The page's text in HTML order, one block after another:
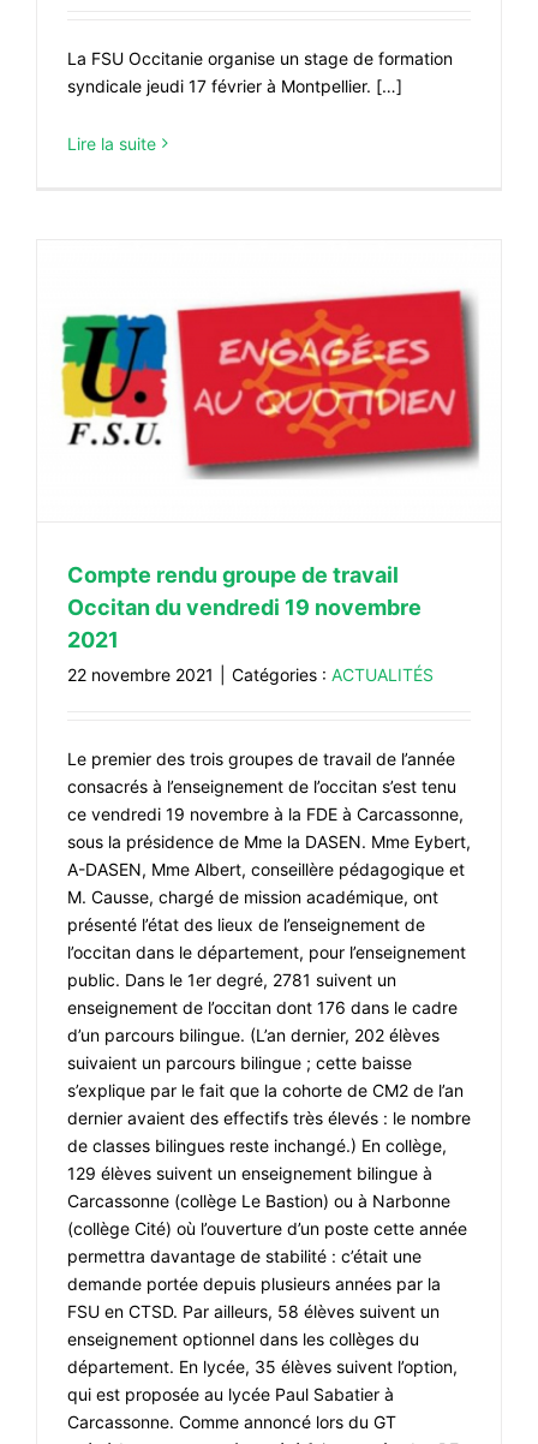
La FSU Occitanie organise un stage de formation
syndicale jeudi 17 février à Montpellier. […]
Lire la suite
Compte rendu groupe de travail
Occitan du vendredi 19 novembre
2021
22 novembre 2021 Catégories : ACTUALITÉS
Le premier des trois groupes de travail de l’année
consacrés à l’enseignement de l’occitan s’est tenu
ce vendredi 19 novembre à la FDE à Carcassonne,
sous la présidence de Mme la DASEN. Mme Eybert,
A-DASEN, Mme Albert, conseillère pédagogique et
M. Causse, chargé de mission académique, ont
présenté l’état des lieux de l’enseignement de
l’occitan dans le département, pour l’enseignement
public. Dans le 1er degré, 2781 suivent un
enseignement de l’occitan dont 176 dans le cadre
d’un parcours bilingue. (L’an dernier, 202 élèves
suivaient un parcours bilingue ; cette baisse
s’explique par le fait que la cohorte de CM2 de l’an
dernier avaient des effectifs très élevés : le nombre
de classes bilingues reste inchangé.) En collège,
129 élèves suivent un enseignement bilingue à
Carcassonne (collège Le Bastion) ou à Narbonne
(collège Cité) où l’ouverture d’un poste cette année
permettra davantage de stabilité : c’était une
demande portée depuis plusieurs années par la
FSU en CTSD. Par ailleurs, 58 élèves suivent un
enseignement optionnel dans les collèges du
département. En lycée, 35 élèves suivent l’option,
qui est proposée au lycée Paul Sabatier à
Carcassonne. Comme annoncé lors du GT